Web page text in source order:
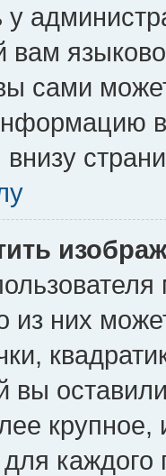
у
сами
из них
вы
крупное,
каждого